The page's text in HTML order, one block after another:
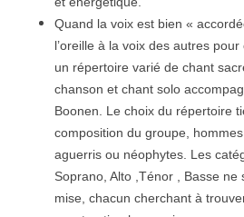
Quand la voix est bien «
l’oreille à la voix des autres
un répertoire varié de chant
chanson et chant solo
Boonen. Le choix du répertoire
composition du groupe,
aguerris ou néophytes. Les
Soprano, Alto ,Ténor , Basse ne
mise, chacun cherchant à